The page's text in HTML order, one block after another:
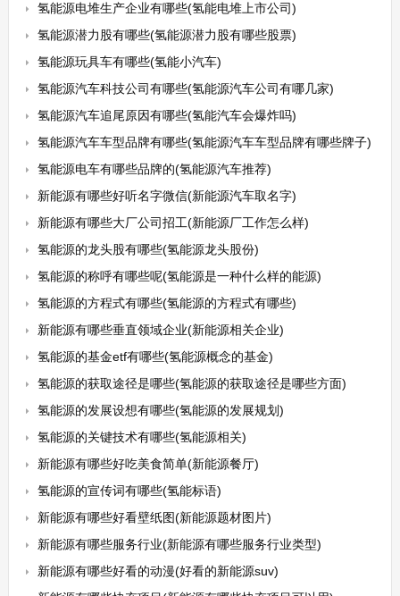
氢能源电堆生产企业有哪些(氢能电堆上市公司)
氢能源潜力股有哪些(氢能源潜力股有哪些股票)
氢能源玩具车有哪些(氢能小汽车)
氢能源汽车科技公司有哪些(氢能源汽车公司有哪几家)
氢能源汽车追尾原因有哪些(氢能汽车会爆炸吗)
氢能源汽车车型品牌有哪些(氢能源汽车车型品牌有哪些牌子)
氢能源电车有哪些品牌的(氢能源汽车推荐)
新能源有哪些好听名字微信(新能源汽车取名字)
新能源有哪些大厂公司招工(新能源厂工作怎么样)
氢能源的龙头股有哪些(氢能源龙头股份)
氢能源的称呼有哪些呢(氢能源是一种什么样的能源)
氢能源的方程式有哪些(氢能源的方程式有哪些)
新能源有哪些垂直领域企业(新能源相关企业)
氢能源的基金etf有哪些(氢能源概念的基金)
氢能源的获取途径是哪些(氢能源的获取途径是哪些方面)
氢能源的发展设想有哪些(氢能源的发展规划)
氢能源的关键技术有哪些(氢能源相关)
新能源有哪些好吃美食简单(新能源餐厅)
氢能源的宣传词有哪些(氢能标语)
新能源有哪些好看壁纸图(新能源题材图片)
新能源有哪些服务行业(新能源有哪些服务行业类型)
新能源有哪些好看的动漫(好看的新能源suv)